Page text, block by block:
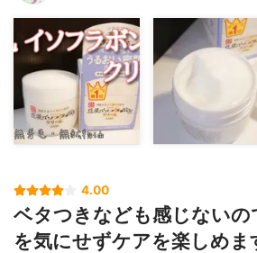
4.00
ベタつきなども感じないの
を気にせずケアを楽しめま